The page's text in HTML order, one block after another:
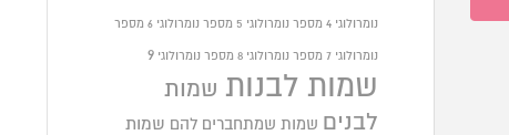
נומרולוגי 4 מספר נומרולוגי 5 מספר נומרולוגי 6 מספר
נומרולוגי 7 מספר נומרולוגי 8 מספר נומרולוגי9
שמות לבנות שמות
לבנים
שמות שמתחברים להם שמות